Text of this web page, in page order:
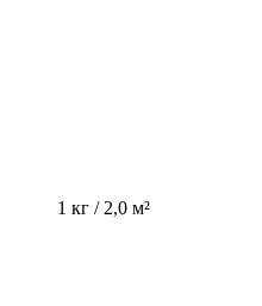
1 кг / 2,0 м²